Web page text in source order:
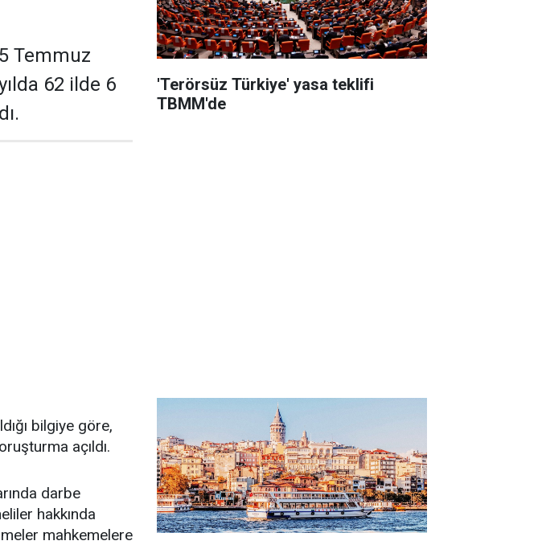
Temmuz
62 ilde 6
bilgiye göre,
açıldı.
darbe
hakkında
mahkemelere
'Terörsüz Türkiye' yasa teklifi
TBMM'de